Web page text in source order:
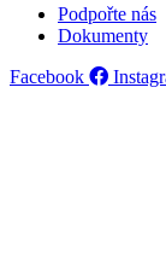
Podpořte nás
Dokumenty
Facebook